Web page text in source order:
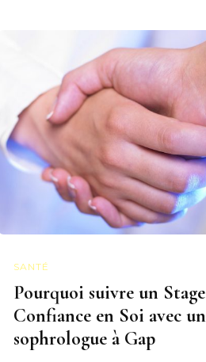
SANTÉ
Pourquoi suivre un Stage
Confiance en Soi avec un
sophrologue à Gap